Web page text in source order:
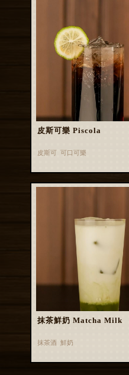
皮斯可樂 Piscola
皮斯可 可口可樂
抹茶鮮奶 Matcha Milk
抹茶酒 鮮奶